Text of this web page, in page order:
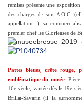
remises présente une
des charges de son A.O.C.
appellation...), sa
premier chef les Glorieuses de
Pattes bleues, crête rouge,
emblématique du musée.
16e siècle, vantée dès le 19e
Brillat-Savarin (il la surnomme